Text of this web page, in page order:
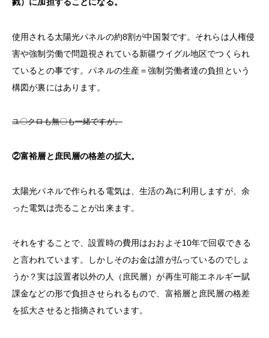
使用される太陽光パネルの約8割が中国製です。それらは人権侵
害や強制労働で問題視されている新疆ウイグル地区でつくられ
ているとの事です。パネルの生産＝強制労働者達の負担という
構図が裏にはあります。
ユ〇クロも無〇も一緒ですが。
②富裕層と庶民層の格差の拡大。
太陽光パネルで作られる電気は、生活の為に利用しますが、余
った電気は売ることが出来ます。
それをすることで、設置時の費用はおおよそ10年で回収できる
と言われています。しかしそのお金は誰が払っているのでしょ
うか？実は設置者以外の人（庶民層）が再生可能エネルギー賦
課金などの形で負担させられるもので、富裕層と庶民層の格差
を拡大させると指摘されています。